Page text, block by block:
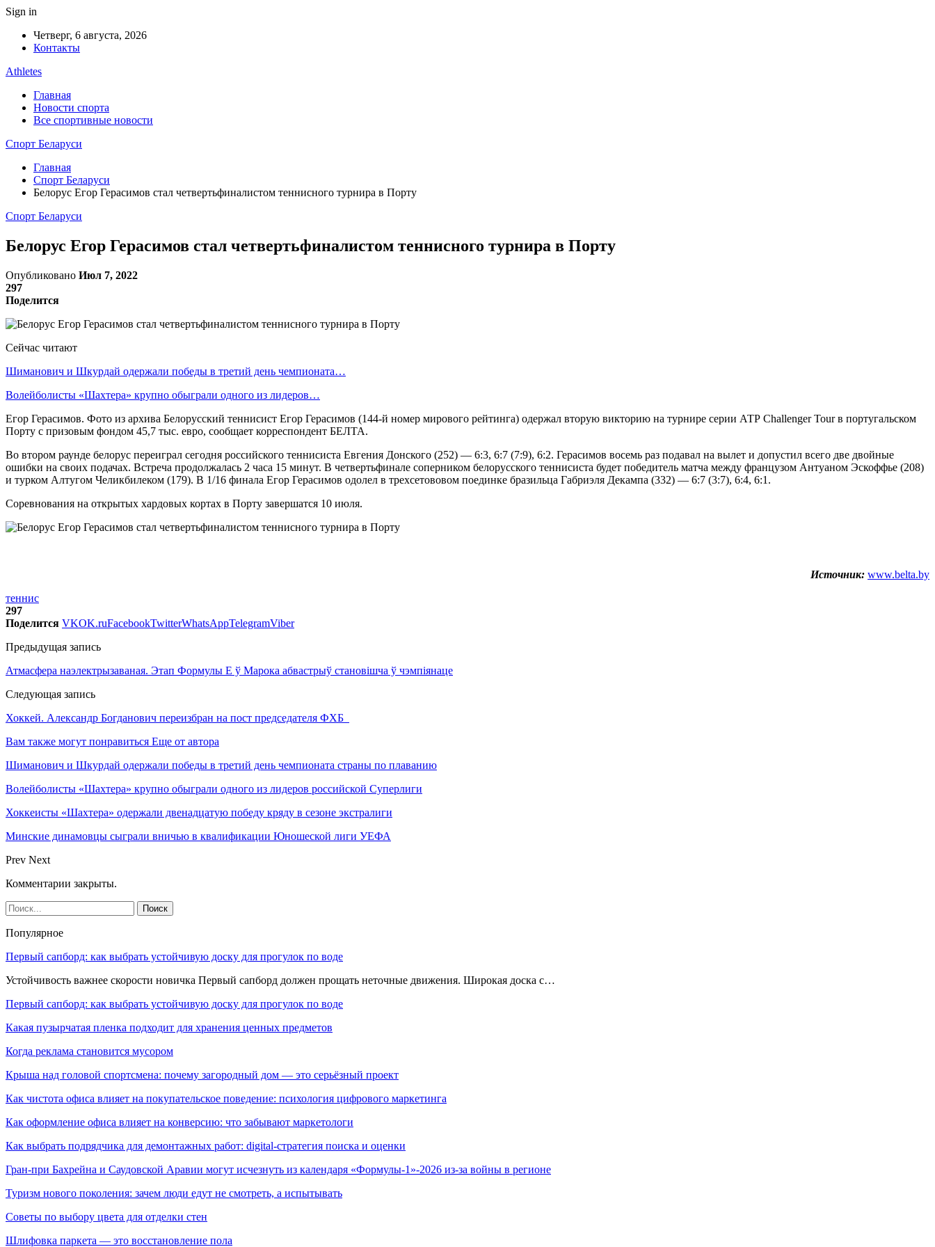
Sign in
Четверг, 6 августа, 2026
Контакты
Athletes
Главная
Новости спорта
Все спортивные новости
Спорт Беларуси
Главная
Спорт Беларуси
Белорус Егор Герасимов стал четвертьфиналистом теннисного турнира в Порту
Спорт Беларуси
Белорус Егор Герасимов стал четвертьфиналистом теннисного турнира в Порту
Опубликовано Июл 7, 2022
297
Поделится
Сейчас читают
Шиманович и Шкурдай одержали победы в третий день чемпионата…
Волейболисты «Шахтера» крупно обыграли одного из лидеров…
Егор Герасимов. Фото из архива Белорусский теннисист Егор Герасимов (144-й номер мирового рейтинга) одержал вторую викторию на турнире серии АТР Challenger Tour в португальском
Порту с призовым фондом 45,7 тыс. евро, сообщает корреспондент БЕЛТА.
Во втором раунде белорус переиграл сегодня российского теннисиста Евгения Донского (252) — 6:3, 6:7 (7:9), 6:2. Герасимов восемь раз подавал на вылет и допустил всего две двойные
ошибки на своих подачах. Встреча продолжалась 2 часа 15 минут. В четвертьфинале соперником белорусского теннисиста будет победитель матча между французом Антуаном Эскоффье (208)
и турком Алтугом Челикбилеком (179). В 1/16 финала Егор Герасимов одолел в трехсетововом поединке бразильца Габриэля Декампа (332) — 6:7 (3:7), 6:4, 6:1.
Соревнования на открытых хардовых кортах в Порту завершатся 10 июля.
Источник: www.belta.by
теннис
297
Поделится VKOK.ruFacebookTwitterWhatsAppTelegramViber
Предыдущая запись
Атмасфера наэлектрызаваная. Этап Формулы Е ў Марока абвастрыў становішча ў чэмпіянаце
Следующая запись
Хоккей. Александр Богданович переизбран на пост председателя ФХБ
Вам также могут понравиться Еще от автора
Шиманович и Шкурдай одержали победы в третий день чемпионата страны по плаванию
Волейболисты «Шахтера» крупно обыграли одного из лидеров российской Суперлиги
Хоккеисты «Шахтера» одержали двенадцатую победу кряду в сезоне экстралиги
Минские динамовцы сыграли вничью в квалификации Юношеской лиги УЕФА
Prev Next
Комментарии закрыты.
Популярное
Первый сапборд: как выбрать устойчивую доску для прогулок по воде
Устойчивость важнее скорости новичка Первый сапборд должен прощать неточные движения. Широкая доска с…
Первый сапборд: как выбрать устойчивую доску для прогулок по воде
Какая пузырчатая пленка подходит для хранения ценных предметов
Когда реклама становится мусором
Крыша над головой спортсмена: почему загородный дом — это серьёзный проект
Как чистота офиса влияет на покупательское поведение: психология цифрового маркетинга
Как оформление офиса влияет на конверсию: что забывают маркетологи
Как выбрать подрядчика для демонтажных работ: digital-стратегия поиска и оценки
Гран-при Бахрейна и Саудовской Аравии могут исчезнуть из календаря «Формулы-1»-2026 из-за войны в регионе
Туризм нового поколения: зачем люди едут не смотреть, а испытывать
Советы по выбору цвета для отделки стен
Шлифовка паркета — это восстановление пола